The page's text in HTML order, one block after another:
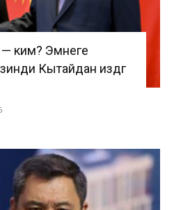
ким? Эмнеге
Кытайдан издөөгө